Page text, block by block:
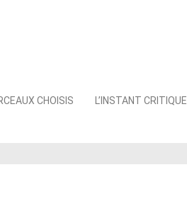
CHOISIS L’INSTANT CRITIQUE